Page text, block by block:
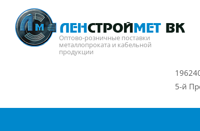
Оптово-розничные поставки
металлопроката и кабельной
продукции
5-й